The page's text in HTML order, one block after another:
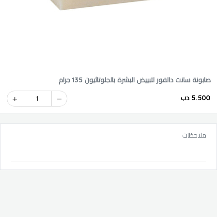
صابونة سانت دالفور لتبييض البشرة بالجلوتاثيون 135 جرام
5.500 دب 1
ملاحظات